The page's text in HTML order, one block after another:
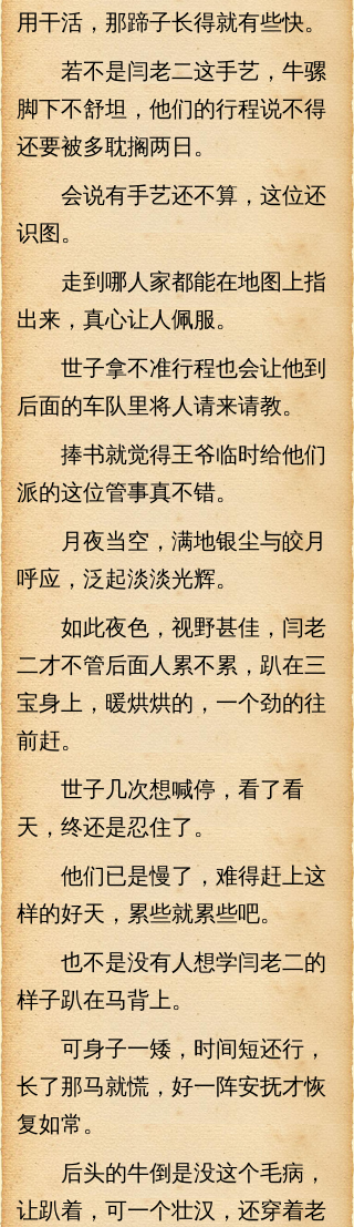
用干活，那蹄子长得就有些快。
若不是闫老二这手艺，牛骡
脚下不舒坦，他们的行程说不得
还要被多耽搁两日。
会说有手艺还不算，这位还
识图。
走到哪人家都能在地图上指
出来，真心让人佩服。
世子拿不准行程也会让他到
后面的车队里将人请来请教。
捧书就觉得王爷临时给他们
派的这位管事真不错。
月夜当空，满地银尘与皎月
呼应，泛起淡淡光辉。
如此夜色，视野甚佳，闫老
二才不管后面人累不累，趴在三
宝身上，暖烘烘的，一个劲的往
前赶。
世子几次想喊停，看了看
天，终还是忍住了。
他们已是慢了，难得赶上这
样的好天，累些就累些吧。
也不是没有人想学闫老二的
样子趴在马背上。
可身子一矮，时间短还行，
长了那马就慌，好一阵安抚才恢
复如常。
后头的牛倒是没这个毛病，
让趴着，可一个壮汉，还穿着老